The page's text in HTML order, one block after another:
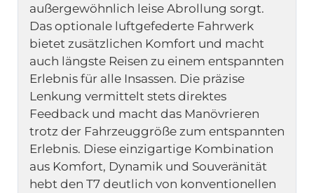
außergewöhnlich leise Abrollung sorgt.
Das optionale luftgefederte Fahrwerk
bietet zusätzlichen Komfort und macht
auch längste Reisen zu einem entspannten
Erlebnis für alle Insassen. Die präzise
Lenkung vermittelt stets direktes
Feedback und macht das Manövrieren
trotz der Fahrzeuggröße zum entspannten
Erlebnis. Diese einzigartige Kombination
aus Komfort, Dynamik und Souveränität
hebt den T7 deutlich von konventionellen